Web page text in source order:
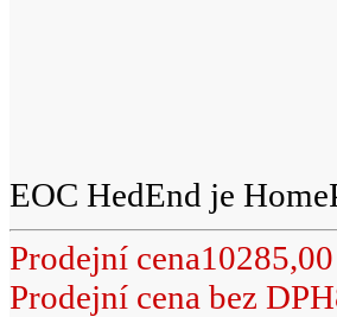
EOC HedEnd je
Prodejní cena
Prodejní cena bez DPH